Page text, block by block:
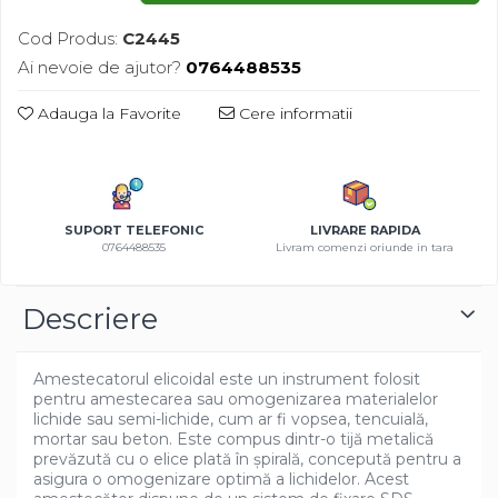
Ochiul boului
Regina noptii
Zorele
Albastrita
Amaranthus
Amestec Alpin
Amestec Japonez
Amestec Plante Urcatoare
Aubrieta
Flori si Plante Ornamentale
Pomi fructiferi
Vita de vie
Cod Produs: C2445
Ai nevoie de ajutor? 0764488535
Adauga la Favorite Cere informatii
SUPORT TELEFONIC
0764488535
LIVRARE RAPIDA
Livram comenzi oriunde in tara
Descriere
Amestecatorul elicoidal este un instrument folosit
pentru amestecarea sau omogenizarea materialelor
lichide sau semi-lichide, cum ar fi vopsea, tencuială,
mortar sau beton. Este compus dintr-o tijă metalică
prevăzută cu o elice plată în șpirală, concepută pentru a
asigura o omogenizare optimă a lichidelor. Acest